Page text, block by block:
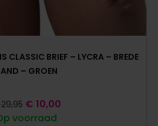
CLASSIC BRIEF – LYCRA – BREDE
– GROEN
voorraad
29,95 € 10,00